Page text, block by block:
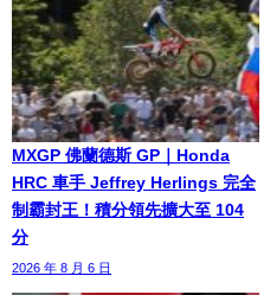
MXGP 佛蘭德斯 GP｜Honda
HRC 車手 Jeffrey Herlings 完全
制霸封王！積分領先擴大至 104
分
2026 年 8 月 6 日